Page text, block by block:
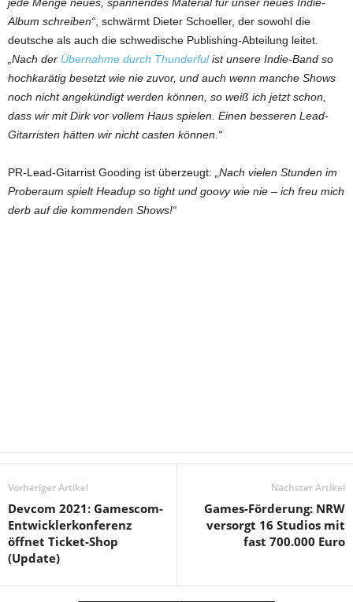
Album schreiben“ , schwärmt Dieter Schoeller, der sowohl die
deutsche als auch die schwedische Publishing-Abteilung leitet.
„Nach der Übernahme durch Thunderfulist unsere Indie-Band so
hochkarätig besetzt wie nie zuvor, und auch wenn manche Shows
noch nicht angekündigt werden können, so weiß ich jetzt schon,
dass wir mit Dirk vor vollem Haus spielen. Einen besseren Lead-
Gitarristen hätten wir nicht casten können.“
PR-Lead-Gitarrist Gooding ist überzeugt:
„Nach vielen Stunden im
Proberaum spielt Headup so tight und goovy wie nie – ich freu mich
derb auf die kommenden Shows!“
Vorheriger Artikel
Devcom 2021: Gamescom-
Entwicklerkonferenz
öffnet Ticket-Shop
(Update)
Nächster Artikel
Games-Förderung: NRW
versorgt 16 Studios mit
fast 700.000 Euro